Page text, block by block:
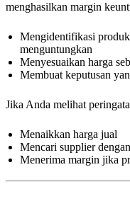
menghasilkan margin
Mengidentifikasi
menguntungkan
Menyesuaikan harga
Membuat keputusan
Jika Anda melihat
Menaikkan harga jual
Mencari supplier
Menerima margin jika